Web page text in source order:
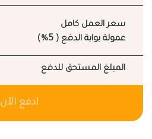
سعر العمل كامل
عمولة بوابة الدفع ( 5%)
المبلغ المستحق للدفع
ادفع الآن